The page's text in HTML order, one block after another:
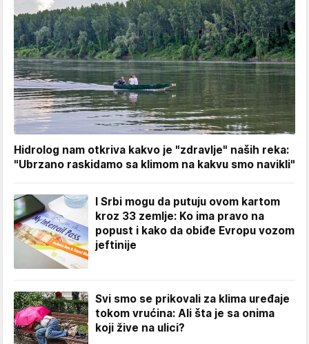
Hidrolog nam otkriva kakvo je "zdravlje" naših reka:
"Ubrzano raskidamo sa klimom na kakvu smo navikli"
I Srbi mogu da putuju ovom kartom
kroz 33 zemlje: Ko ima pravo na
popust i kako da obiđe Evropu vozom
jeftinije
Svi smo se prikovali za klima uređaje
tokom vrućina: Ali šta je sa onima
koji žive na ulici?